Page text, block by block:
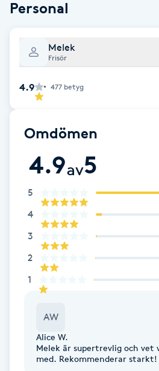
Color correction
Cryoterapi
Diamantslipning
Enzympeeling
Extensions borttagning
Personal
Melek
Frisör
4.9 477 betyg
Omdömen
4.9av5
5
4
3
2
1
AW
Alice W.
Melek är supertrevlig och vet
med. Rekommenderar starkt!